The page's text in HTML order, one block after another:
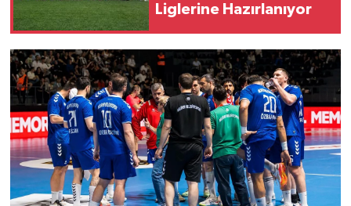
Liglerine Hazırlanıyor